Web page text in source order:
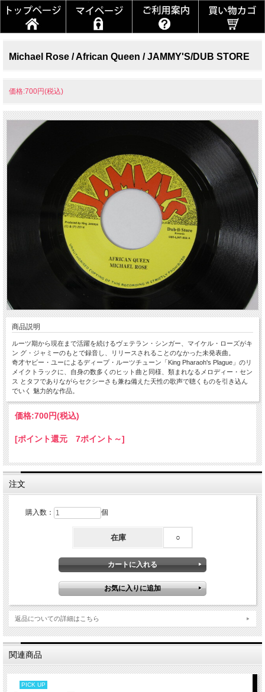
Michael Rose / African Queen / JAMMY'S/DUB STORE
価格:700円(税込)
商品説明
ルーツ期から現在まで活躍を続けるヴェテラン・シンガー、マイケル・ローズがキ
ン グ・ジャミーのもとで録音し、リリースされることのなかった未発表曲。
奇才ヤビー・ユーによるディープ・ルーツチューン「King Pharaoh's Plague」のリ
メイクトラックに、自身の数多くのヒット曲と同様、類まれなるメロディー・セン
ス とタフでありながらセクシーさも兼ね備えた天性の歌声で聴くものを引き込ん
でいく 魅力的な作品。
価格:700円(税込)
[ポイント還元 7ポイント～]
注文
購入数： 個
在庫 ○
返品についての詳細はこちら
関連商品
PICK UP